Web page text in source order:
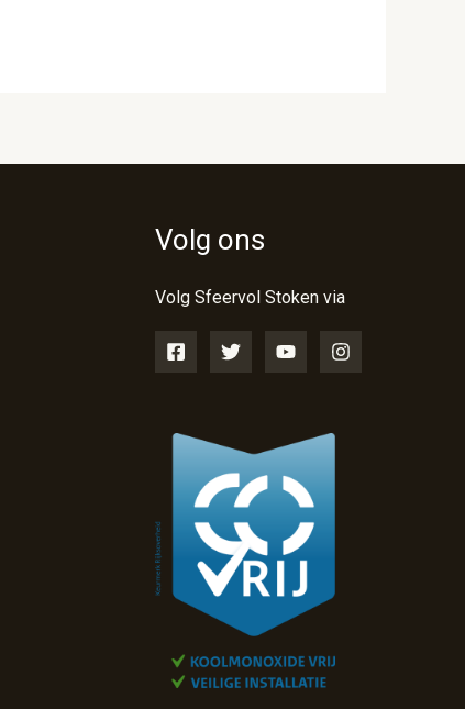
Volg ons
Volg Sfeervol Stoken via